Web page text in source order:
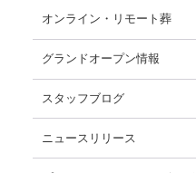
オンライン・リモート葬
グランドオープン情報
スタッフブログ
ニュースリリース